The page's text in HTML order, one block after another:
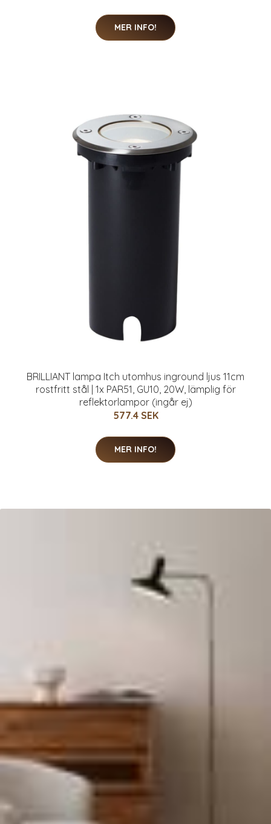
MER INFO!
BRILLIANT lampa Itch utomhus inground ljus 11cm
rostfritt stål | 1x PAR51, GU10, 20W, lämplig för
reflektorlampor (ingår ej)
577.4 SEK
MER INFO!